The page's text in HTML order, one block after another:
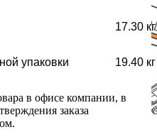
17.30 кг
упаковки 19.40 кг
в офисе компании, в
заказа